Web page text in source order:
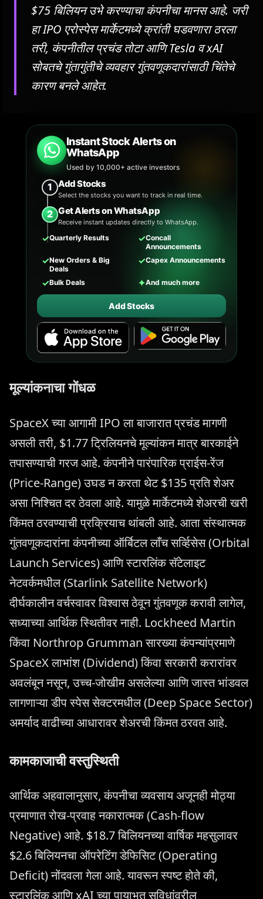
$75 बिलियन उभे करण्याचा कंपनीचा मानस आहे. जरी
हा IPO एरोस्पेस मार्केटमध्ये क्रांती घडवणारा ठरला
तरी, कंपनीतील प्रचंड तोटा आणि Tesla व xAI
सोबतचे गुंतागुंतीचे व्यवहार गुंतवणूकदारांसाठी चिंतेचे
कारण बनले आहेत.
Instant Stock Alerts on
WhatsApp
Used by 10,000+ active investors
1 Add Stocks
Select the stocks you want to track in real time.
2 Get Alerts on WhatsApp
Receive instant updates directly to WhatsApp.
✓Quarterly Results ✓Concall
Announcements
✓New Orders & Big
Deals
✓Capex Announcements
✓Bulk Deals ✦And much more
Add Stocks
मूल्यांकनाचा गोंधळ
SpaceX च्या आगामी IPO ला बाजारात प्रचंड मागणी
असली तरी, $1.77 ट्रिलियनचे मूल्यांकन मात्र बारकाईने
तपासण्याची गरज आहे. कंपनीने पारंपारिक प्राईस-रेंज
(Price-Range) उघड न करता थेट $135 प्रति शेअर
असा निश्चित दर ठेवला आहे. यामुळे मार्केटमध्ये शेअरची खरी
किंमत ठरवण्याची प्रक्रियाच थांबली आहे. आता संस्थात्मक
गुंतवणूकदारांना कंपनीच्या ऑर्बिटल लाँच सर्व्हिसेस (Orbital
Launch Services) आणि स्टारलिंक सॅटेलाइट
नेटवर्कमधील (Starlink Satellite Network)
दीर्घकालीन वर्चस्वावर विश्वास ठेवून गुंतवणूक करावी लागेल,
सध्याच्या आर्थिक स्थितीवर नाही. Lockheed Martin
किंवा Northrop Grumman सारख्या कंपन्यांप्रमाणे
SpaceX लाभांश (Dividend) किंवा सरकारी करारांवर
अवलंबून नसून, उच्च-जोखीम असलेल्या आणि जास्त भांडवल
लागणाऱ्या डीप स्पेस सेक्टरमधील (Deep Space Sector)
अमर्याद वाढीच्या आधारावर शेअरची किंमत ठरवत आहे.
कामकाजाची वस्तुस्थिती
आर्थिक अहवालानुसार, कंपनीचा व्यवसाय अजूनही मोठ्या
प्रमाणात रोख-प्रवाह नकारात्मक (Cash-flow
Negative) आहे. $18.7 बिलियनच्या वार्षिक महसुलावर
$2.6 बिलियनचा ऑपरेटिंग डेफिसिट (Operating
Deficit) नोंदवला गेला आहे. यावरून स्पष्ट होते की,
स्टारलिंक आणि xAI च्या पायाभूत सुविधांवरील